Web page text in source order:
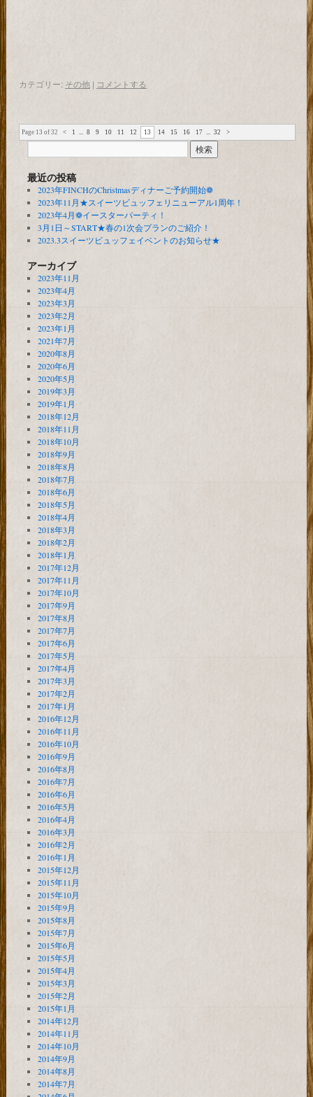
カテゴリー: その他 | コメントする
Page 13 of 32 < 1 ... 8 9 10 11 12 13 14 15 16 17 ... 32 >
最近の投稿
2023年FINCHのChristmasディナーご予約開始❁
2023年11月★スイーツビュッフェリニューアル1周年！
2023年4月❁イースターパーティ！
3月1日～START★春の1次会プランのご紹介！
2023.3スイーツビュッフェイベントのお知らせ★
アーカイブ
2023年11月
2023年4月
2023年3月
2023年2月
2023年1月
2021年7月
2020年8月
2020年6月
2020年5月
2019年3月
2019年1月
2018年12月
2018年11月
2018年10月
2018年9月
2018年8月
2018年7月
2018年6月
2018年5月
2018年4月
2018年3月
2018年2月
2018年1月
2017年12月
2017年11月
2017年10月
2017年9月
2017年8月
2017年7月
2017年6月
2017年5月
2017年4月
2017年3月
2017年2月
2017年1月
2016年12月
2016年11月
2016年10月
2016年9月
2016年8月
2016年7月
2016年6月
2016年5月
2016年4月
2016年3月
2016年2月
2016年1月
2015年12月
2015年11月
2015年10月
2015年9月
2015年8月
2015年7月
2015年6月
2015年5月
2015年4月
2015年3月
2015年2月
2015年1月
2014年12月
2014年11月
2014年10月
2014年9月
2014年8月
2014年7月